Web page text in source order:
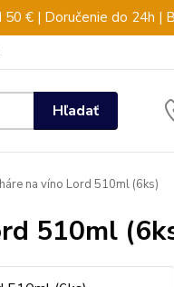
€ | Doručenie do 24h |
Hľadať
na víno Lord 510ml (6ks)
510ml